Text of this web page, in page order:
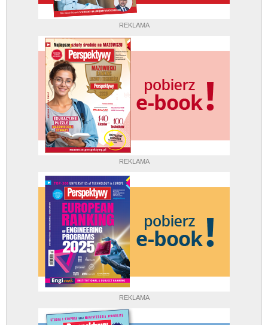
REKLAMA
REKLAMA
REKLAMA